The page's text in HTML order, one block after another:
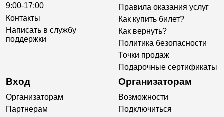
9:00-17:00
Контакты
Написать в службу
поддержки
Правила оказания услуг
Как купить билет?
Как вернуть?
Политика безопасности
Точки продаж
Подарочные сертификаты
Вход
Организаторам
Партнерам
Организаторам
Возможности
Подключиться